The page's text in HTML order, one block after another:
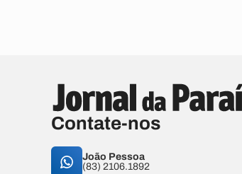
Contate-nos
João Pessoa
(83) 2106.1892